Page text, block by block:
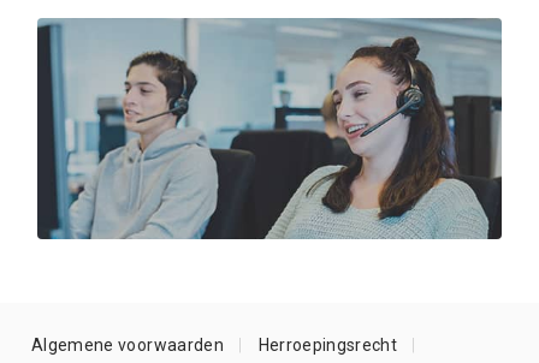
Algemene voorwaarden Herroepingsrecht